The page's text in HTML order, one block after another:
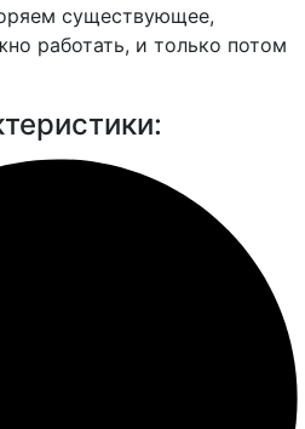
существующее,
работать, и только потом